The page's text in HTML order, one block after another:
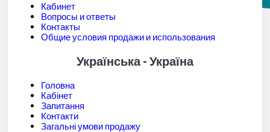
Кабинет
Вопросы и ответы
Контакты
Общие условия продажи и использования
Українська - Україна
Головна
Кабінет
Запитання
Контакти
Загальні умови продажу